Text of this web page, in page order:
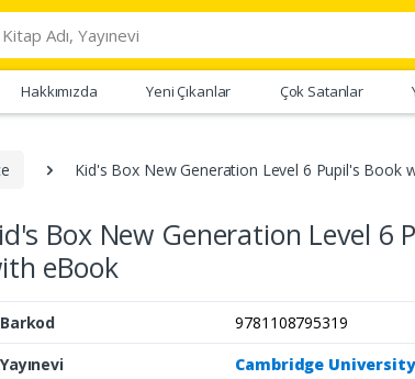
Hakkımızda Yeni Çıkanlar Çok Satanlar
Kid's Box New Generation Level 6 Pupil's Book
Box New Generation Level 6
eBook
Barkod
9781108795319
Yayınevi
Cambridge